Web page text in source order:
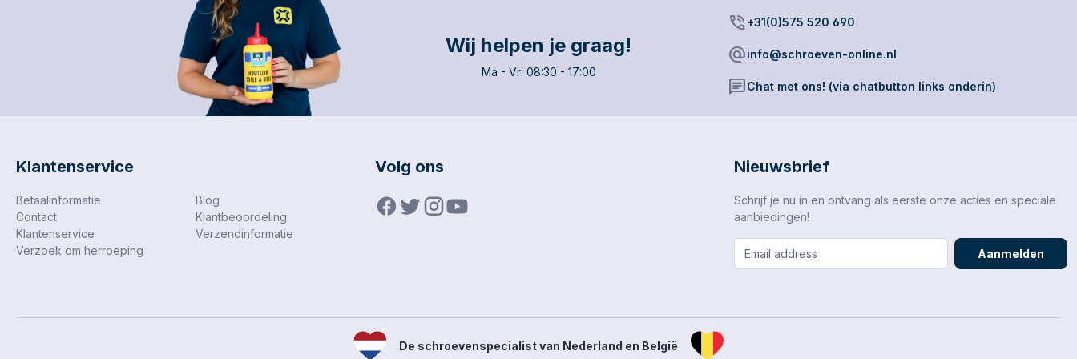
duurzaamheid eisen.
Wij helpen je graag!
Ma - Vr: 08:30 - 17:00
phone_in_talk+31(0)575 520 690
alternate_emailinfo@schroeven-online.nl
chatChat met ons! (via chatbutton links onderin)
Klantenservice
Betaalinformatie
Blog
Contact
Klantbeoordeling
Klantenservice
Verzendinformatie
Verzoek om herroeping
Volg ons Nieuwsbrief
Schrijf je nu in en ontvang als eerste onze acties en speciale
aanbiedingen!
Aanmelden
De schroevenspecialist van Nederland en België